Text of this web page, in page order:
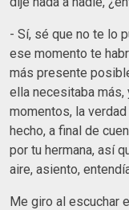
- Sí, sé que no te lo
ese momento te
más presente
ella necesitaba más,
momentos, la
hecho, a final de
por tu hermana, así
aire, asiento,
Me giro al escuchar